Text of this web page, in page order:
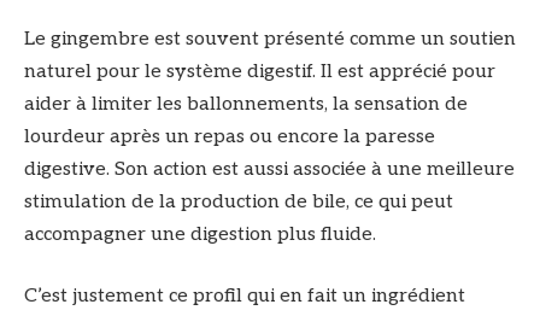
Le gingembre est souvent présenté comme un soutien
naturel pour le système digestif. Il est apprécié pour
aider à limiter les ballonnements, la sensation de
lourdeur après un repas ou encore la paresse
digestive. Son action est aussi associée à une meilleure
stimulation de la production de bile, ce qui peut
accompagner une digestion plus fluide.
C’est justement ce profil qui en fait un ingrédient